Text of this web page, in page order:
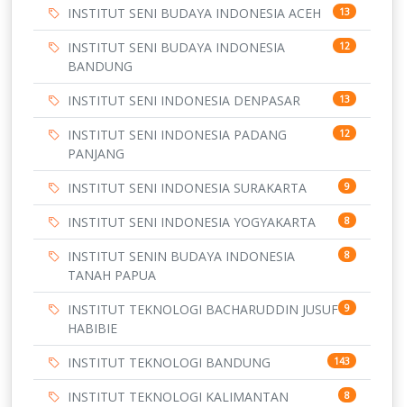
INSTITUT SENI BUDAYA INDONESIA ACEH 13
INSTITUT SENI BUDAYA INDONESIA
BANDUNG
12
INSTITUT SENI INDONESIA DENPASAR 13
INSTITUT SENI INDONESIA PADANG
PANJANG
12
INSTITUT SENI INDONESIA SURAKARTA 9
INSTITUT SENI INDONESIA YOGYAKARTA 8
INSTITUT SENIN BUDAYA INDONESIA
TANAH PAPUA
8
INSTITUT TEKNOLOGI BACHARUDDIN JUSUF
HABIBIE
9
INSTITUT TEKNOLOGI BANDUNG 143
INSTITUT TEKNOLOGI KALIMANTAN 8